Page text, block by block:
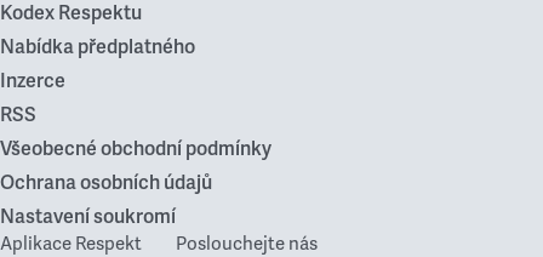
Kodex Respektu
Nabídka předplatného
Inzerce
RSS
Všeobecné obchodní podmínky
Ochrana osobních údajů
Nastavení soukromí
Aplikace Respekt Poslouchejte nás